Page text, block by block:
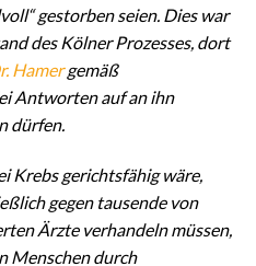
gestorben seien. Dies war
des Kölner Prozesses, dort
Hamergemäß
Antworten auf an ihn
dürfen.
Krebs gerichtsfähig wäre,
gegen tausende von
Ärzte verhandeln müssen,
Menschen durch